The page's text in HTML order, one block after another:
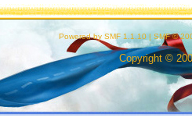
Powered by SMF 1.1.10 | SMF ©
Copyright ©